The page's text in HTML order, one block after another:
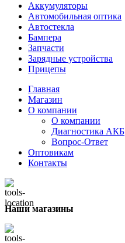
Аккумуляторы
Автомобильная оптика
Автостекла
Бампера
Запчасти
Зарядные устройства
Прицепы
Главная
Магазин
О компании
О компании
Диагностика АКБ
Вопрос-Ответ
Оптовикам
Контакты
Наши магазины